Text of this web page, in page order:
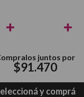
+ +
juntos por
$91.470
y comprá